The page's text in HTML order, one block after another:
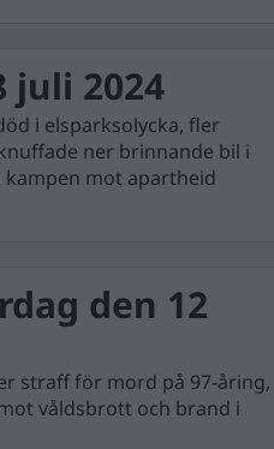
juli 2024
i elsparksolycka, fler
ner brinnande bil i
mot apartheid
den 12
straff för mord på 97-åring,
våldsbrott och brand i